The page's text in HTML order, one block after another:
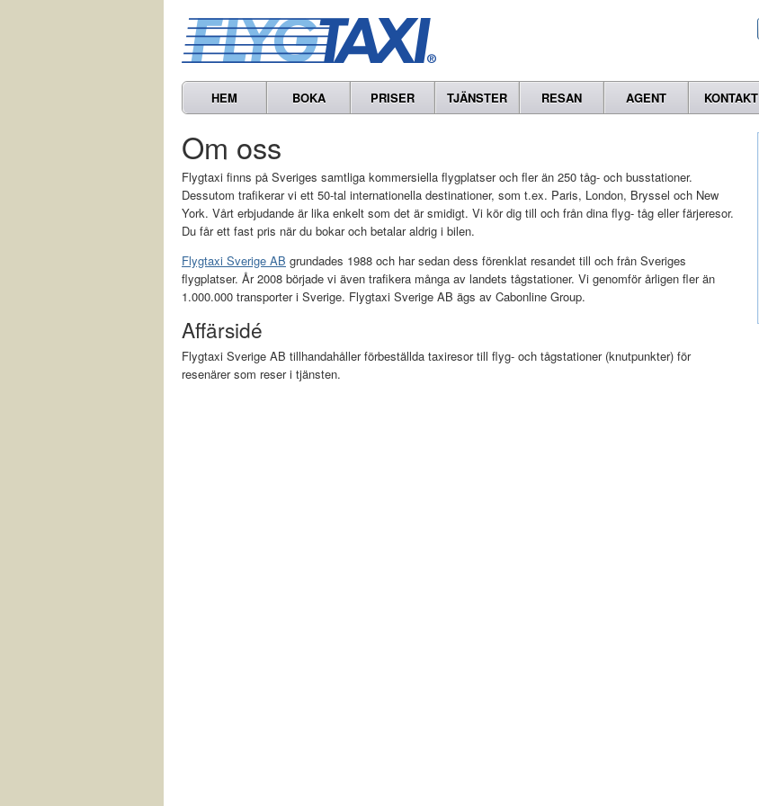
HEM BOKA PRISER TJÄNSTER RESAN AGENT KONTAKT
Om oss
Flygtaxi finns på Sveriges samtliga kommersiella flygplatser och fler än 250 tåg- och busstationer.
Dessutom trafikerar vi ett 50-tal internationella destinationer, som t.ex. Paris, London, Bryssel och New
York. Vårt erbjudande är lika enkelt som det är smidigt. Vi kör dig till och från dina flyg- tåg eller färjeresor.
Du får ett fast pris när du bokar och betalar aldrig i bilen.
Flygtaxi Sverige AB grundades 1988 och har sedan dess förenklat resandet till och från Sveriges
flygplatser. År 2008 började vi även trafikera många av landets tågstationer. Vi genomför årligen fler än
1.000.000 transporter i Sverige. Flygtaxi Sverige AB ägs av Cabonline Group.
Affärsidé
Flygtaxi Sverige AB tillhandahåller förbeställda taxiresor till flyg- och tågstationer (knutpunkter) för
resenärer som reser i tjänsten.